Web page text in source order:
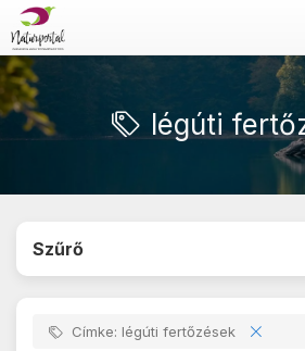
légúti
Szűrő
Címke: légúti fertőzések